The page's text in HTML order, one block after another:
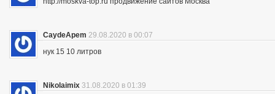
CaydeApem 29.08.2020 в 00:07
нук 15 10 литров
Nikolaimix 31.08.2020 в 01:39